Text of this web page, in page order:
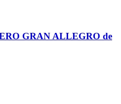
GRAN ALLEGRO de